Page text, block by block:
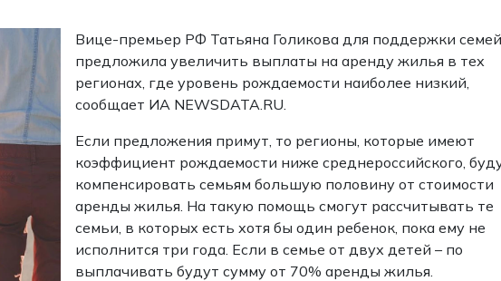
Вице-премьер РФ Татьяна Голикова для поддержки семей
предложила увеличить выплаты на аренду жилья в тех
регионах, где уровень рождаемости наиболее низкий,
сообщает ИА NEWSDATA.RU.
Если предложения примут, то регионы, которые имеют
коэффициент рождаемости ниже среднероссийского,
компенсировать семьям большую половину от стоимости
аренды жилья. На такую помощь смогут рассчитывать те
семьи, в которых есть хотя бы один ребенок, пока ему не
исполнится три года. Если в семье от двух детей – по
выплачивать будут сумму от 70% аренды жилья.